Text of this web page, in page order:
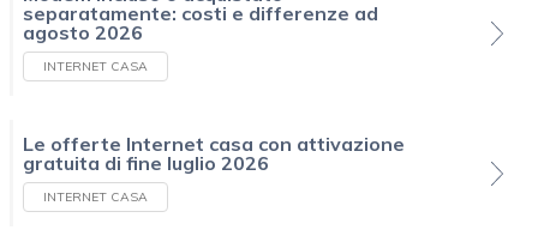
separatamente: costi e differenze ad
agosto 2026
INTERNET CASA
Le offerte Internet casa con attivazione
gratuita di fine luglio 2026
INTERNET CASA